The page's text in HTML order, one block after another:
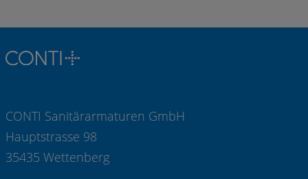
CONTI Sanitärarmaturen GmbH
Hauptstrasse 98
35435 Wettenberg